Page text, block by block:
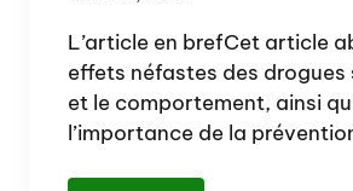
L’article en brefCet article
effets néfastes des drogues
et le comportement, ainsi
l’importance de la